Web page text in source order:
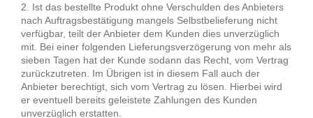
Ist das bestellte Produkt ohne Verschulden des Anbieters
nach Auftragsbestätigung mangels Selbstbelieferung nicht
verfügbar, teilt der Anbieter dem Kunden dies unverzüglich
mit. Bei einer folgenden Lieferungsverzögerung von mehr als
sieben Tagen hat der Kunde sodann das Recht, vom Vertrag
zurückzutreten. Im Übrigen ist in diesem Fall auch der
Anbieter berechtigt, sich vom Vertrag zu lösen. Hierbei wird
er eventuell bereits geleistete Zahlungen des Kunden
unverzüglich erstatten.